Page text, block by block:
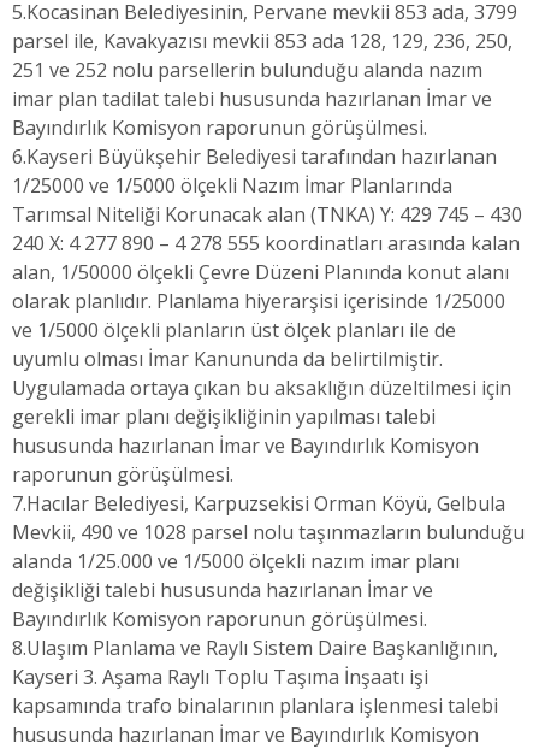
5.Kocasinan Belediyesinin, Pervane mevkii 853 ada, 3799
parsel ile, Kavakyazısı mevkii 853 ada 128, 129, 236, 250,
251 ve 252 nolu parsellerin bulunduğu alanda nazım
imar plan tadilat talebi hususunda hazırlanan İmar ve
Bayındırlık Komisyon raporunun görüşülmesi.
6.Kayseri Büyükşehir Belediyesi tarafından hazırlanan
1/25000 ve 1/5000 ölçekli Nazım İmar Planlarında
Tarımsal Niteliği Korunacak alan (TNKA) Y: 429 745 – 430
240 X: 4 277 890 – 4 278 555 koordinatları arasında kalan
alan, 1/50000 ölçekli Çevre Düzeni Planında konut alanı
olarak planlıdır. Planlama hiyerarşisi içerisinde 1/25000
ve 1/5000 ölçekli planların üst ölçek planları ile de
uyumlu olması İmar Kanununda da belirtilmiştir.
Uygulamada ortaya çıkan bu aksaklığın düzeltilmesi için
gerekli imar planı değişikliğinin yapılması talebi
hususunda hazırlanan İmar ve Bayındırlık Komisyon
raporunun görüşülmesi.
7.Hacılar Belediyesi, Karpuzsekisi Orman Köyü, Gelbula
Mevkii, 490 ve 1028 parsel nolu taşınmazların bulunduğu
alanda 1/25.000 ve 1/5000 ölçekli nazım imar planı
değişikliği talebi hususunda hazırlanan İmar ve
Bayındırlık Komisyon raporunun görüşülmesi.
8.Ulaşım Planlama ve Raylı Sistem Daire Başkanlığının,
Kayseri 3. Aşama Raylı Toplu Taşıma İnşaatı işi
kapsamında trafo binalarının planlara işlenmesi talebi
hususunda hazırlanan İmar ve Bayındırlık Komisyon